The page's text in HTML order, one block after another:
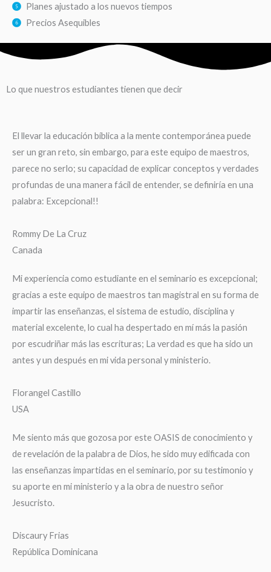
Planes ajustado a los nuevos tiempos
Precios Asequibles
Lo que nuestros estudiantes tienen que decir
El llevar la educación bíblica a la mente contemporánea puede
ser un gran reto, sin embargo, para este equipo de maestros,
parece no serlo; su capacidad de explicar conceptos y verdades
profundas de una manera fácil de entender, se definiría en una
palabra: Excepcional!!
Rommy De La Cruz
Canada
Mi experiencia como estudiante en el seminario es excepcional;
gracias a este equipo de maestros tan magistral en su forma de
impartir las enseñanzas, el sistema de estudio, disciplina y
material excelente, lo cual ha despertado en mí más la pasión
por escudriñar más las escrituras; La verdad es que ha sido un
antes y un después en mi vida personal y ministerio.
Florangel Castillo
USA
Me siento más que gozosa por este OASIS de conocimiento y
de revelación de la palabra de Dios, he sido muy edificada con
las enseñanzas impartidas en el seminario, por su testimonio y
su aporte en mi ministerio y a la obra de nuestro señor
Jesucristo.
Discaury Frias
República Dominicana